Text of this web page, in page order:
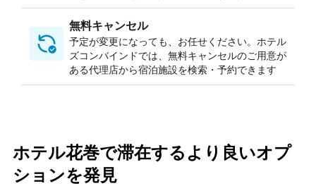
無料キャンセル
予定が変更になっても、お任せください。ホテル
ズコンバインドでは、無料キャンセルのご用意が
ある代理店から宿泊施設を検索・予約できます
ホテル花巻で滞在するより良いオプ
ションを発見